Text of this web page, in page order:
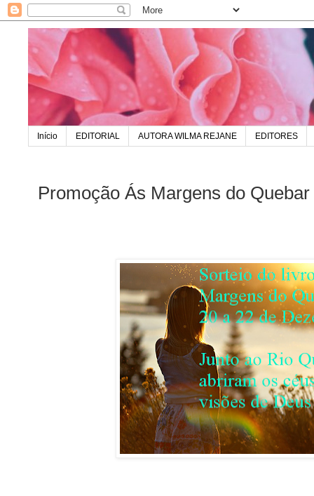
Início EDITORIAL AUTORA WILMA REJANE EDITORES
Promoção Ás Margens do